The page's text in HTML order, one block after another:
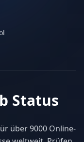
Status
über 9000 Online-